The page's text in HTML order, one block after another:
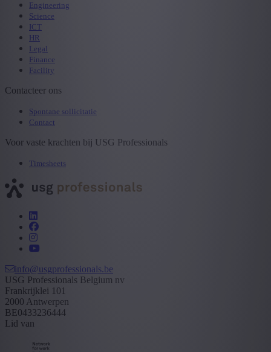
Engineering
Science
ICT
HR
Legal
Finance
Facility
Contacteer ons
Spontane sollicitatie
Contact
Voor vaste krachten bij USG Professionals
Timesheets
info@usgprofessionals.be
USG Professionals Belgium nv
Frankrijklei 101
2000 Antwerpen
BE0433236444
Lid van